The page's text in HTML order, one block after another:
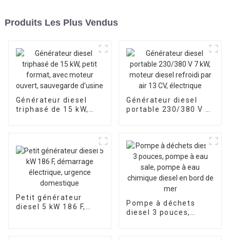
Produits Les Plus Vendus
Générateur diesel
triphasé de 15 kW,
Générateur diesel
portable 230/380 V 7
Petit générateur
diesel 5 kW 186 F,
Pompe à déchets
diesel 3 pouces,